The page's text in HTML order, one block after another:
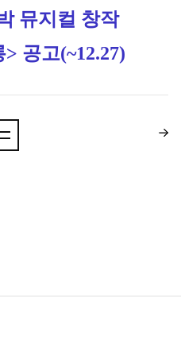
뮤지컬 창작
> 공고(~12.27)